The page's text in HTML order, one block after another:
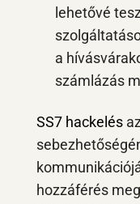
lehetővé
a
számlázás
SS7 hackelés
hozzáférés